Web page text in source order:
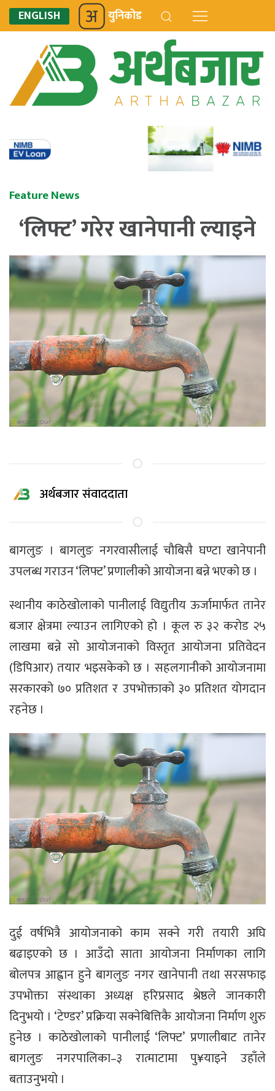
ENGLISH युनिकोड
Feature News
‘लिफ्ट’ गरेर खानेपानी ल्याइने
अर्थबजार संवाददाता
बागलुङ । बागलुङ नगरवासीलाई चौबिसै घण्टा खानेपानी
उपलब्ध गराउन ‘लिफ्ट’ प्रणालीको आयोजना बन्ने भएको छ ।
स्थानीय काठेखोलाको पानीलाई विद्युतीय ऊर्जामार्फत तानेर
बजार क्षेत्रमा ल्याउन लागिएको हो । कूल रु ३२ करोड २५
लाखमा बन्ने सो आयोजनाको विस्तृत आयोजना प्रतिवेदन
(डिपिआर) तयार भइसकेको छ । सहलगानीको आयोजनामा
सरकारको ७० प्रतिशत र उपभोक्ताको ३० प्रतिशत योगदान
रहनेछ ।
दुई वर्षभित्रै आयोजनाको काम सक्ने गरी तयारी अघि
बढाइएको छ । आउँदो साता आयोजना निर्माणका लागि
बोलपत्र आह्वान हुने बागलुङ नगर खानेपानी तथा सरसफाइ
उपभोक्ता संस्थाका अध्यक्ष हरिप्रसाद श्रेष्ठले जानकारी
दिनुभयो । ‘टेण्डर’ प्रक्रिया सक्नेबित्तिकै आयोजना निर्माण शुरु
हुनेछ । काठेखोलाको पानीलाई ‘लिफ्ट’ प्रणालीबाट तानेर
बागलुङ नगरपालिका–३ रात्माटामा पु¥याइने उहाँले
बताउनुभयो ।